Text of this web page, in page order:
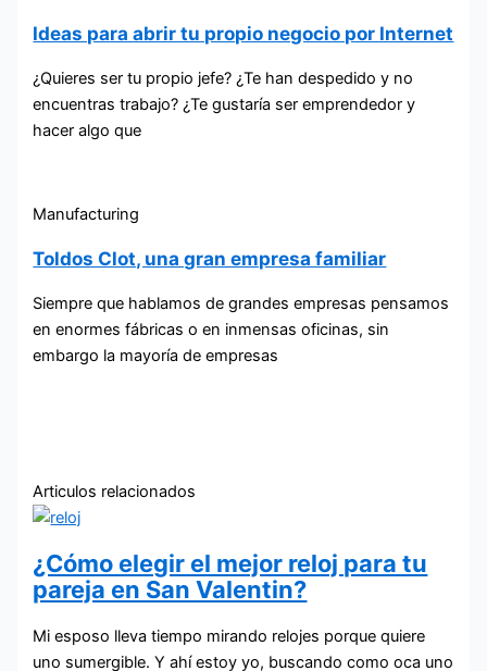
Ideas para abrir tu propio negocio por Internet
¿Quieres ser tu propio jefe? ¿Te han despedido y no
encuentras trabajo? ¿Te gustaría ser emprendedor y
hacer algo que
Manufacturing
Toldos Clot, una gran empresa familiar
Siempre que hablamos de grandes empresas pensamos
en enormes fábricas o en inmensas oficinas, sin
embargo la mayoría de empresas
Articulos relacionados
¿Cómo elegir el mejor reloj para tu
pareja en San Valentin?
Mi esposo lleva tiempo mirando relojes porque quiere
uno sumergible. Y ahí estoy yo, buscando como oca uno